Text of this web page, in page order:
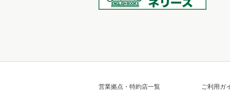
営業拠点・特約店一覧 ご利用ガ